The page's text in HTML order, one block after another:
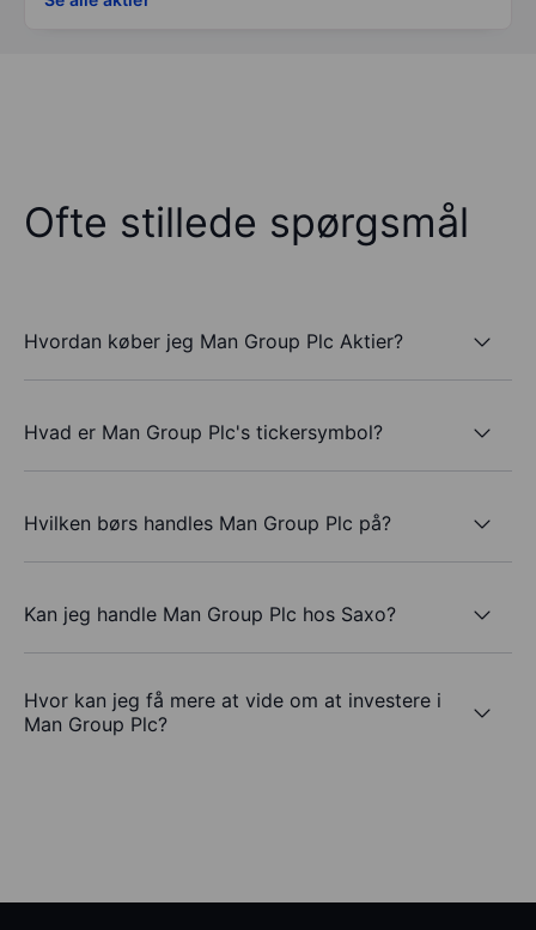
Ofte stillede spørgsmål
Hvordan køber jeg Man Group Plc Aktier?
Hvad er Man Group Plc's tickersymbol?
Hvilken børs handles Man Group Plc på?
Kan jeg handle Man Group Plc hos Saxo?
Hvor kan jeg få mere at vide om at investere i
Man Group Plc?